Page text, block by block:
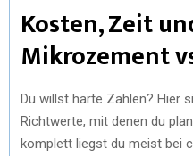
Kosten, Zeit
Mikrozement
Du willst harte Zahlen? Hier
Richtwerte, mit denen du
komplett liegst du meist bei